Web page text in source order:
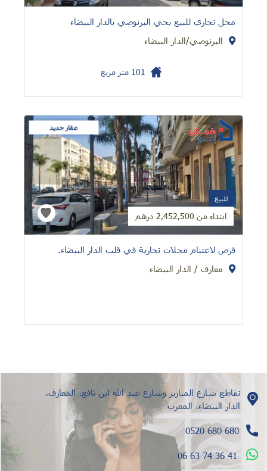
محل تجاري للبيع بحي البرنوصي بالدار البيضاء
البرنوصي/الدار البيضاء
متر مربع
عقار جديد
للبيع
ابتداء من 2,452,500 درهم
فرص لاغتنام محلات تجارية في قلب الدار البيضاء.
معارف / الدار البيضاء
تقاطع شارع المنازيز وشارع عبد الله ابن نافع، المعارف،
الدار البيضاء، المغرب
0520 680 680
06 63 74 36 41